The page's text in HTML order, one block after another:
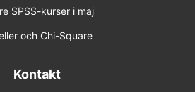
SPSS-kurser i maj
och Chi-Square
Kontakt